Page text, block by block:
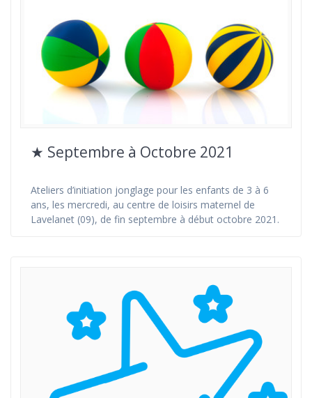
★ Septembre à Octobre 2021
Ateliers d’initiation jonglage pour les enfants de 3 à 6
ans, les mercredi, au centre de loisirs maternel de
Lavelanet (09), de fin septembre à début octobre 2021.